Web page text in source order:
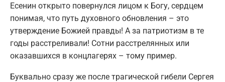
Есенин открыто повернулся лицом к Богу, сердцем
понимая, что путь духовного обновления – это
утверждение Божией правды! А за патриотизм в те
годы расстреливали! Сотни расстрелянных или
оказавшихся в концлагерях – тому пример.
Буквально сразу же после трагической гибели Сергея